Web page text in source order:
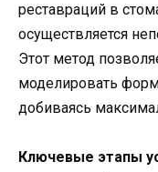
реставраций в
осуществляется
Этот метод
моделировать
добиваясь
Ключевые этапы